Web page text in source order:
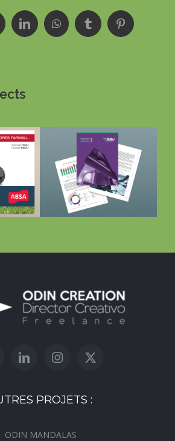
LinkedInWhatsAppTumblrPinterest
PROJETS :
ODIN MANDALAS